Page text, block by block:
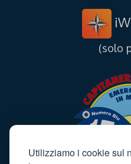
Utilizziamo i cookie sul
(solo